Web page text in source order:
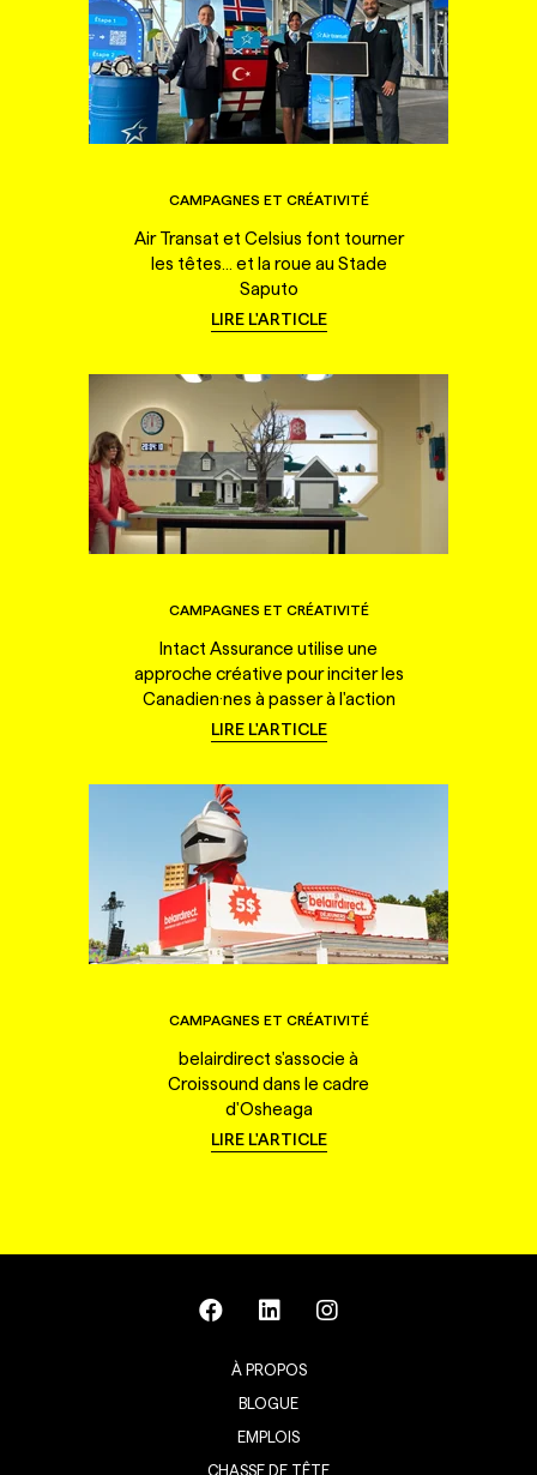
CAMPAGNES ET CRÉATIVITÉ
Air Transat et Celsius font tourner
les têtes... et la roue au Stade
Saputo
LIRE L'ARTICLE
CAMPAGNES ET CRÉATIVITÉ
Intact Assurance utilise une
approche créative pour inciter les
Canadien·nes à passer à l'action
LIRE L'ARTICLE
CAMPAGNES ET CRÉATIVITÉ
belairdirect s'associe à
Croissound dans le cadre
d'Osheaga
LIRE L'ARTICLE
À PROPOS
BLOGUE
EMPLOIS
CHASSE DE TÊTE